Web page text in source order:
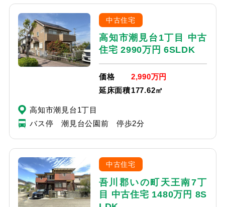
中古住宅
高知市潮見台1丁目 中古
住宅 2990万円 6SLDK
価格
2,990万円
延床面積177.62㎡
高知市潮見台1丁目
バス停 潮見台公園前 停歩2分
中古住宅
吾川郡いの町天王南7丁
目 中古住宅 1480万円 8S